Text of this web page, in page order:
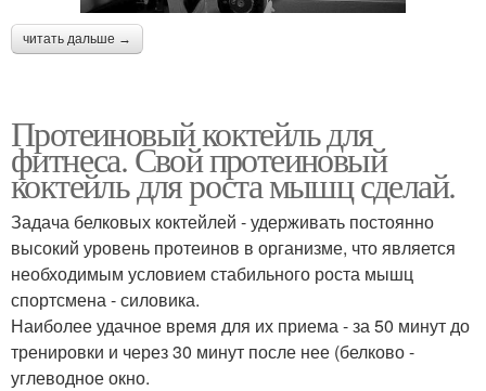
читать дальше →
Протеиновый коктейль для
фитнеса. Свой протеиновый
коктейль для роста мышц сделай.
Задача белковых коктейлей - удерживать постоянно
высокий уровень протеинов в организме, что является
необходимым условием стабильного роста мышц
спортсмена - силовика.
Наиболее удачное время для их приема - за 50 минут до
тренировки и через 30 минут после нее (белково -
углеводное окно.